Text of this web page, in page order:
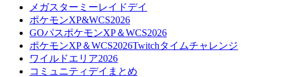
メガスターミーレイドデイ
ポケモンXP&WCS2026
GOパスポケモンXP＆WCS2026
ポケモンXP＆WCS2026Twitchタイムチャレンジ
ワイルドエリア2026
コミュニティデイまとめ